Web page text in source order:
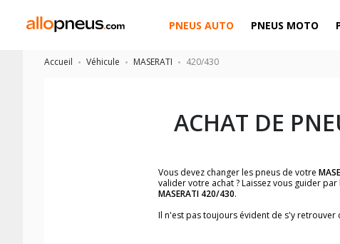
PNEUS AUTO PNEUS MOTO
Accueil Véhicule MASERATI 420/430
ACHAT DE
Vous devez changer les pneus de votre
valider votre achat ? Laissez vous guider
MASERATI 420/430.
Il n'est pas toujours évident de s'y retrouver
Vous ne savez pas comment trouver les